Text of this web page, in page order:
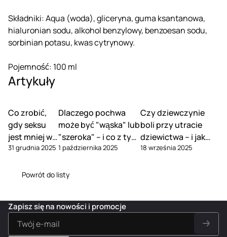
Składniki: Aqua (woda), gliceryna, guma ksantanowa,
hialuronian sodu, alkohol benzylowy, benzoesan sodu,
sorbinian potasu, kwas cytrynowy.
Pojemność: 100 ml
Artykuły
Co zrobić,
gdy seksu
jest mniej w
związku
31 grudnia 2025
Dlaczego pochwa
może być "wąska" lub
"szeroka" – i co z tym
zrobić
1 października 2025
Czy dziewczynie
boli przy utracie
dziewictwa – i jak
tego uniknąć
18 września 2025
Powrót do listy
Zapisz się na nowości i promocje